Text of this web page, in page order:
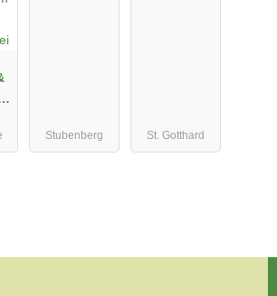
Stubenberg St. Gotthard